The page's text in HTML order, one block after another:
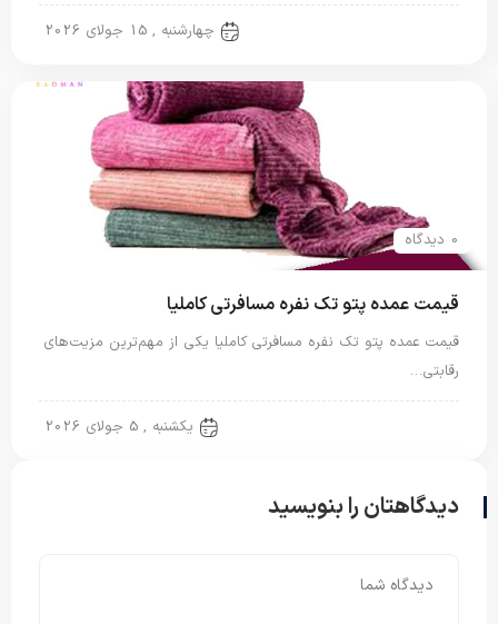
چهارشنبه , 15 جولای 2026
0 دیدگاه
قیمت عمده پتو تک نفره مسافرتی کاملیا
قیمت عمده پتو تک نفره مسافرتی کاملیا یکی از مهم‌ترین مزیت‌های
رقابتی…
یکشنبه , 5 جولای 2026
دیدگاهتان را بنویسید